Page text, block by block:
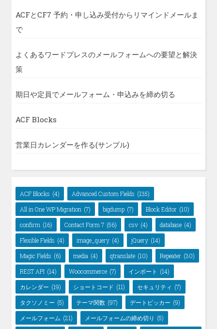
ACFとCF7 予約・申し込み受付からリマインドメールま
で
よくあるワードプレスのメールフォームへの要望と解決
策
期日や定員でメールフォーム・申込みを締め切る
ACF Blocks
営業日カレンダーを作る(サンプル)
ACF Blocks (4) Advanced Custom Fields (135)
All in One WP Migration (7) bigdump (7) Block Editor (10)
confirm (16) Contact Form 7 (56) csv (4) database (4)
Flexible Fields (4) image_query (4) jQuery (14)
Magic Fields (6) media (4) qtranslate (10) Repeater (30)
REST API (14) Woocommerce (7) インポート (14)
カレンダー (19) ショートコード (11) セキュリティ (7)
タクソノミー (5) テーマ関数 (97) デートピッカー (9)
メールフォーム (21) メールフォームの締め切り (5)